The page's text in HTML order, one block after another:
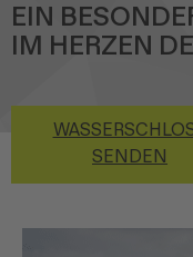
EIN
IM HERZEN
SENDEN